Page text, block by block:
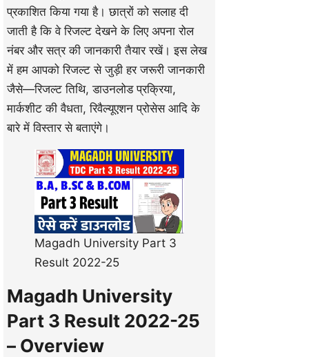
प्रकाशित किया गया है। छात्रों को सलाह दी
जाती है कि वे रिजल्ट देखने के लिए अपना रोल
नंबर और सत्र की जानकारी तैयार रखें। इस लेख
में हम आपको रिजल्ट से जुड़ी हर जरूरी जानकारी
जैसे—रिजल्ट तिथि, डाउनलोड प्रक्रिया,
मार्कशीट की वैधता, रिवैल्यूएशन प्रोसेस आदि के
बारे में विस्तार से बताएंगे।
Magadh University Part 3
Result 2022-25
Magadh University
Part 3 Result 2022-25
– Overview